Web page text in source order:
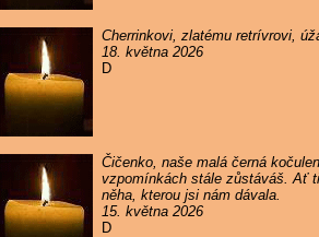
Cherrinkovi, zlatému retrívrovi,
18. května 2026
D
Čičenko, naše malá černá
vzpomínkách stále zůstáváš. Ať
něha, kterou jsi nám dávala.
15. května 2026
D